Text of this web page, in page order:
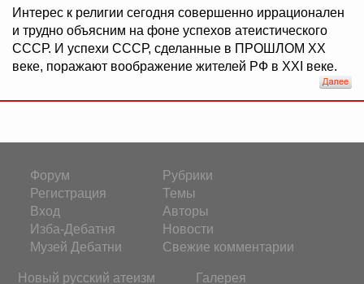
Интерес к религии сегодня совершенно иррационален
и трудно объясним на фоне успехов атеистического
СССР. И успехи СССР, сделанные в ПРОШЛОМ XX
веке, поражают воображение жителей РФ в XXI веке.
Форум
Регистрация
Вход
Изба-Дебатня
Музей Дебатни
Рубрики
Темы
Авторы
Новости
Свежие комментарии
Новый русский атеизм
Галерея